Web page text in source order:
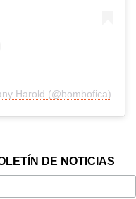
Harold (@bombofica)
DE NOTICIAS